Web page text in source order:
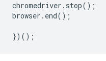
chromedriver . stop();
browser . end();
})();